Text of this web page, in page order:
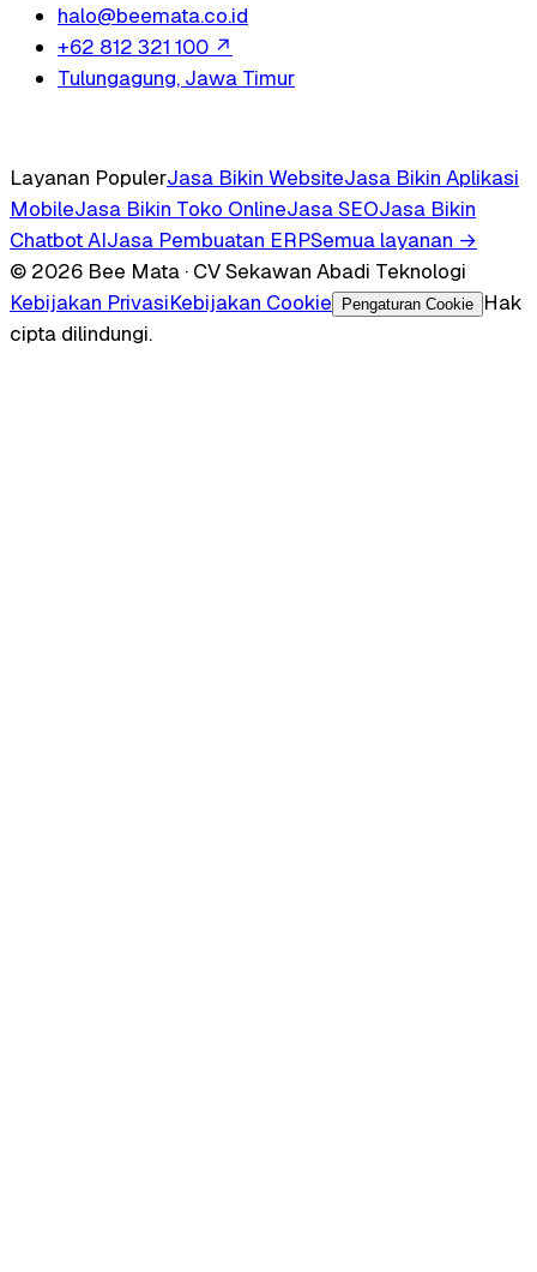
halo@beemata.co.id
+62 812 321 100 ↗
Tulungagung, Jawa Timur
Layanan PopulerJasa Bikin WebsiteJasa Bikin Aplikasi
MobileJasa Bikin Toko OnlineJasa SEOJasa Bikin
Chatbot AIJasa Pembuatan ERPSemua layanan →
© 2026 Bee Mata · CV Sekawan Abadi Teknologi
Kebijakan PrivasiKebijakan Cookie Pengaturan Cookie
Hak
cipta dilindungi.